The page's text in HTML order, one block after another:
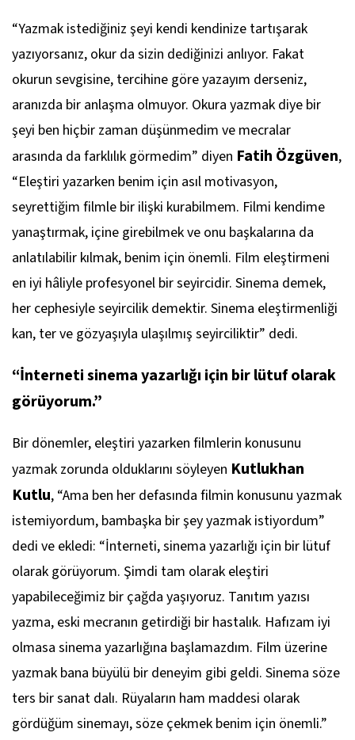
“Yazmak istediğiniz şeyi kendi kendinize tartışarak
yazıyorsanız, okur da sizin dediğinizi anlıyor. Fakat
okurun sevgisine, tercihine göre yazayım derseniz,
aranızda bir anlaşma olmuyor. Okura yazmak diye bir
şeyi ben hiçbir zaman düşünmedim ve mecralar
arasında da farklılık görmedim” diyen Fatih Özgüven,
“Eleştiri yazarken benim için asıl motivasyon,
seyrettiğim filmle bir ilişki kurabilmem. Filmi kendime
yanaştırmak, içine girebilmek ve onu başkalarına da
anlatılabilir kılmak, benim için önemli. Film eleştirmeni
en iyi hâliyle profesyonel bir seyircidir. Sinema demek,
her cephesiyle seyircilik demektir. Sinema eleştirmenliği
kan, ter ve gözyaşıyla ulaşılmış seyirciliktir” dedi.
“İnterneti sinema yazarlığı için bir lütuf olarak
görüyorum.”
Bir dönemler, eleştiri yazarken filmlerin konusunu
yazmak zorunda olduklarını söyleyen Kutlukhan
Kutlu, “Ama ben her defasında filmin konusunu yazmak
istemiyordum, bambaşka bir şey yazmak istiyordum”
dedi ve ekledi: “İnterneti, sinema yazarlığı için bir lütuf
olarak görüyorum. Şimdi tam olarak eleştiri
yapabileceğimiz bir çağda yaşıyoruz. Tanıtım yazısı
yazma, eski mecranın getirdiği bir hastalık. Hafızam iyi
olmasa sinema yazarlığına başlamazdım. Film üzerine
yazmak bana büyülü bir deneyim gibi geldi. Sinema söze
ters bir sanat dalı. Rüyaların ham maddesi olarak
gördüğüm sinemayı, söze çekmek benim için önemli.”